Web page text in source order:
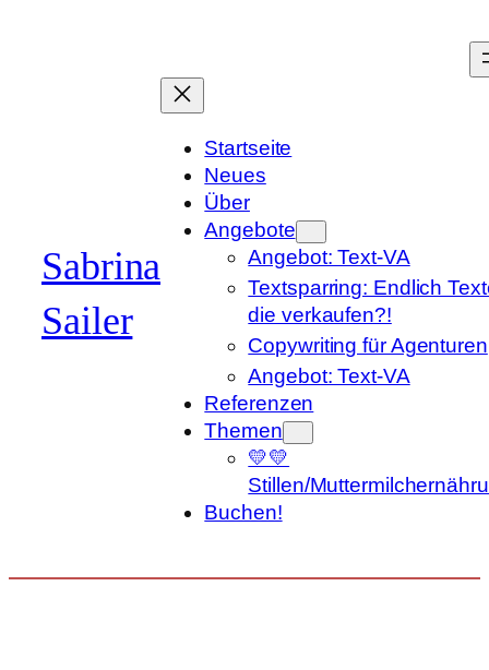
Sabrina
Sailer
Startseite
Neues
Über
Angebote
Angebot: Text-VA
Textsparring: Endlich
die verkaufen?!
Copywriting für Agenturen
Angebot: Text-VA
Referenzen
Themen
💛💛
Stillen/
Buchen!